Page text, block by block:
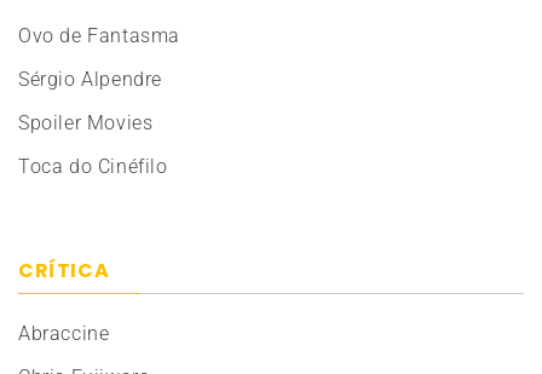
Ovo de Fantasma
Sérgio Alpendre
Spoiler Movies
Toca do Cinéfilo
CRÍTICA
Abraccine